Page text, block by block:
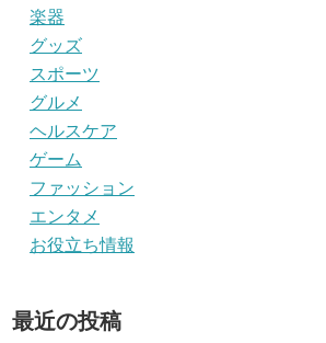
楽器
グッズ
スポーツ
グルメ
ヘルスケア
ゲーム
ファッション
エンタメ
お役立ち情報
最近の投稿